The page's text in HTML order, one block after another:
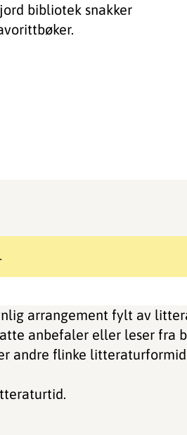
bibliotek snakker
arrangement fylt av
anbefaler eller leser fra
andre flinke